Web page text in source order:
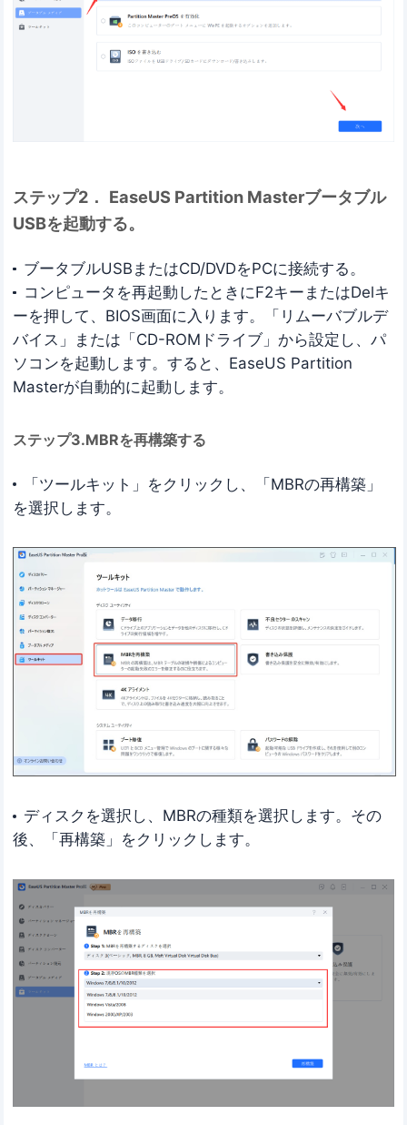
ステップ2． EaseUS Partition Masterブータブル
USBを起動する。
ブータブルUSBまたはCD/DVDをPCに接続する。
コンピュータを再起動したときにF2キーまたはDelキ
ーを押して、BIOS画面に入ります。「リムーバブルデ
バイス」または「CD-ROMドライブ」から設定し、パ
ソコンを起動します。すると、EaseUS Partition
Masterが自動的に起動します。
ステップ3.MBRを再構築する
「ツールキット」をクリックし、「MBRの再構築」
を選択します。
ディスクを選択し、MBRの種類を選択します。その
後、「再構築」をクリックします。